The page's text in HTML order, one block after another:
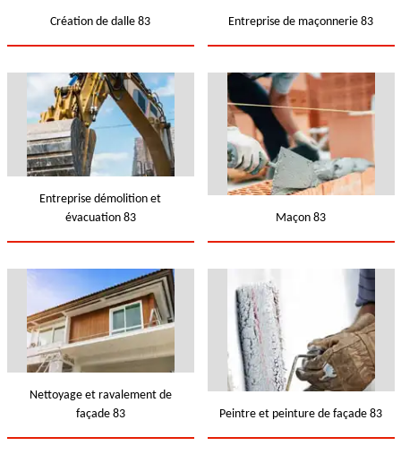
Création de dalle 83 Entreprise de maçonnerie 83
Entreprise démolition et
évacuation 83
Maçon 83
Nettoyage et ravalement de
façade 83
Peintre et peinture de façade 83